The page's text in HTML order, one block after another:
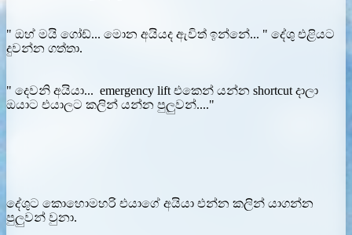
" ඔහ් මයි ගෝඩ්... මොන අයියද ඇවිත් ඉන්නේ... " දේශු එළියට
දුවන්න ගත්තා.
" දෙවනි අයියා... emergency lift එකෙන් යන්න shortcut දාලා
ඔයාට එයාලට කලින් යන්න පුලුවන්...."
දේශුට කොහොමහරි එයාගේ අයියා එන්න කලින් යාගන්න
පුලුවන් වුනා.